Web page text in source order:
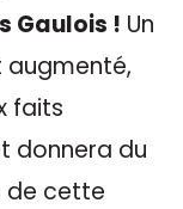
Gaulois ! Un
faits
donnera du
de cette